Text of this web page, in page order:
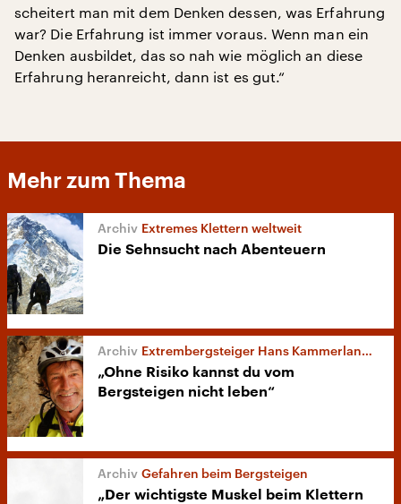
scheitert man mit dem Denken dessen, was Erfahrung
war? Die Erfahrung ist immer voraus. Wenn man ein
Denken ausbildet, das so nah wie möglich an diese
Erfahrung heranreicht, dann ist es gut.“
Mehr zum Thema
Extremes Klettern weltweit
Die Sehnsucht nach Abenteuern
Extrembergsteiger Hans Kammerlander
„Ohne Risiko kannst du vom
Bergsteigen nicht leben“
Gefahren beim Bergsteigen
„Der wichtigste Muskel beim Klettern